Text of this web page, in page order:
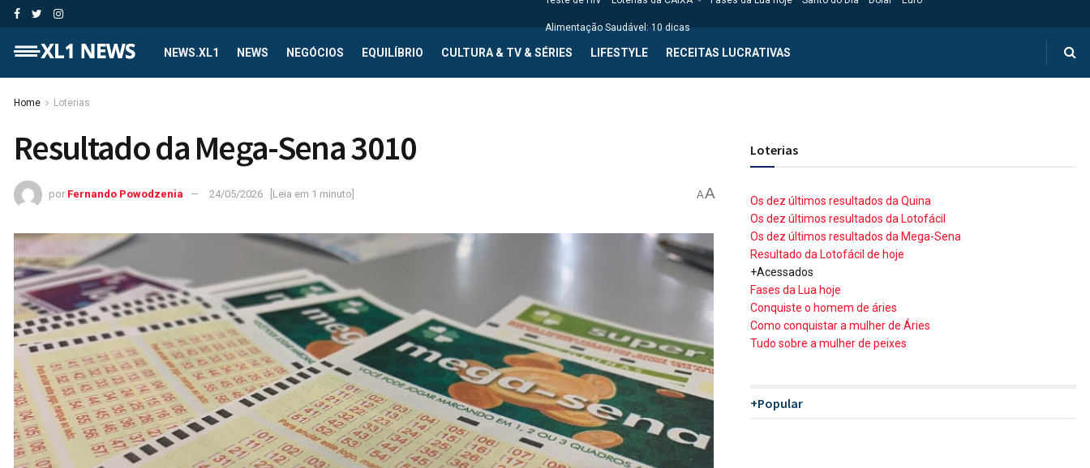
Alimentação Saudável: 10 dicas
NEWS.XL1 NEWS NEGÓCIOS EQUILÍBRIO CULTURA & TV & SÉRIES LIFESTYLE RECEITAS LUCRATIVAS
Home Loterias
Resultado da Mega-Sena 3010
por Fernando Powodzenia 24/05/2026 [Leia em 1 minuto] AA
Loterias
Os dez últimos resultados da Quina
Os dez últimos resultados da Lotofácil
Os dez últimos resultados da Mega-Sena
Resultado da Lotofácil de hoje
+Acessados
Fases da Lua hoje
Conquiste o homem de áries
Como conquistar a mulher de Áries
Tudo sobre a mulher de peixes
+Popular